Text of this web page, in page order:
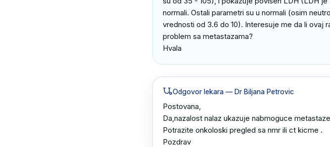
normali. Ostali parametri su u normali (osim
vrednosti od 3.6 do 10). Interesuje me da li ovaj
problem sa metastazama?
Hvala
Odgovor lekara — Dr Biljana Petrovic
Postovana,
Da,nazalost nalaz ukazuje nabmoguce
Potrazite onkoloski pregled sa nmr ili ct kicme .
Pozdrav